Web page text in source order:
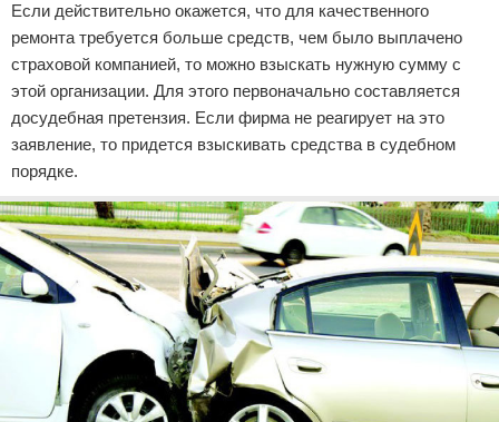
Если действительно окажется, что для качественного
ремонта требуется больше средств, чем было выплачено
страховой компанией, то можно взыскать нужную сумму с
этой организации. Для этого первоначально составляется
досудебная претензия. Если фирма не реагирует на это
заявление, то придется взыскивать средства в судебном
порядке.